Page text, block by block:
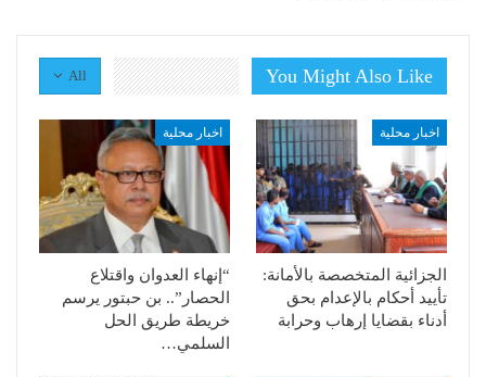
All You Might Also Like
اخبار محلية
الجزائية المتخصصة بالأمانة:
تأييد أحكام بالإعدام بحق
أدناء بقضايا إرهاب وحرابة
اخبار محلية
“إنهاء العدوان واقتلاع
الحصار”.. بن حبتور يرسم
خريطة طريق الحل
السلمي…